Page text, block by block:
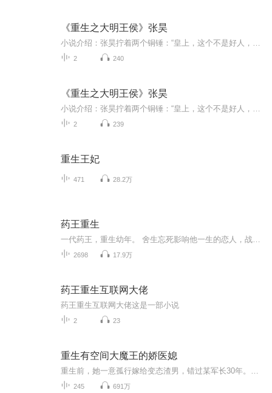
《重生之大明王侯》张昊
2 240
《重生之大明王侯》张昊
2 239
重生王妃
471 28.2万
药王重生
2698 17.9万
药王重生互联网大佬
药王重生互联网大佬这是一部小说
2 23
重生有空间大魔王的娇医媳
245 691万